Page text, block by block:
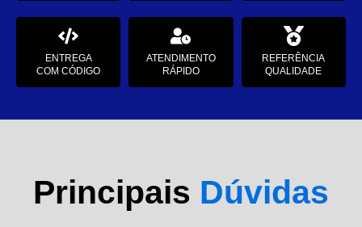
ENTREGA
COM CÓDIGO
ATENDIMENTO
RÁPIDO
REFERÊNCIA
QUALIDADE
Principais Dúvidas